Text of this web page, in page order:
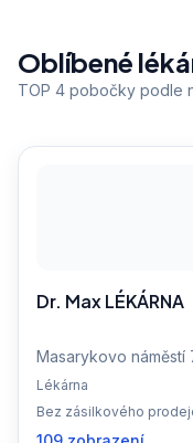
Oblíbené
TOP 4 pobočky podle
Dr. Max LÉKÁRNA
Masarykovo náměstí
Lékárna
Bez zásilkového